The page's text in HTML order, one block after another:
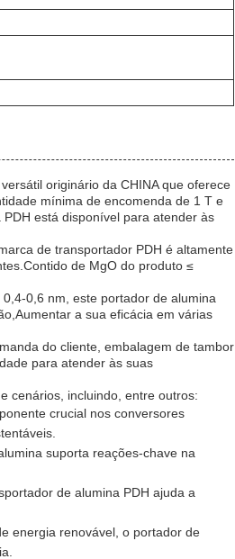
originário da CHINA que oferece
mínima de encomenda de 1 T e
está disponível para atender às
de transportador PDH é altamente
de MgO do produto ≤
0,6 nm, este portador de alumina
a sua eficácia em várias
do cliente, embalagem de tambor
para atender às suas
cenários, incluindo, entre outros:
crucial nos conversores
suporta reações-chave na
de alumina PDH ajuda a
energia renovável, o portador de